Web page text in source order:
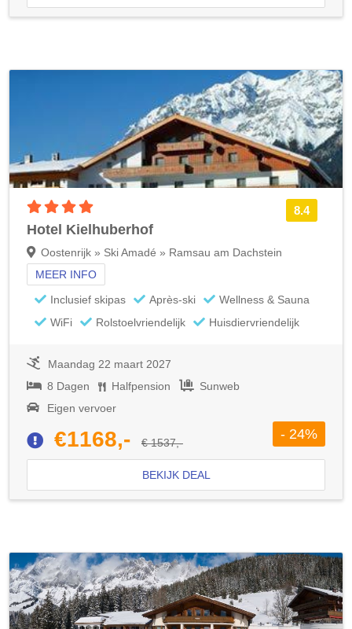
8.4
Hotel Kielhuberhof
Oostenrijk » Ski Amadé » Ramsau am Dachstein
MEER INFO
Inclusief skipas
Après-ski
Wellness & Sauna
WiFi
Rolstoelvriendelijk Huisdiervriendelijk
Maandag 22 maart 2027
8 Dagen
Halfpension
Sunweb
Eigen vervoer
€1168,- € 1537,-
- 24%
BEKIJK DEAL